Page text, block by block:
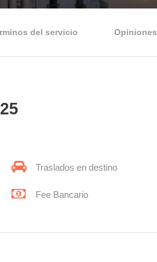
del servicio Opiniones
Traslados en destino
Fee Bancario